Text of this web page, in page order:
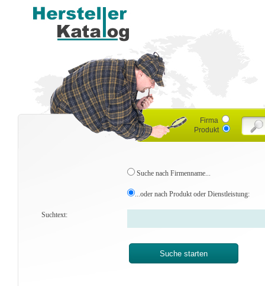
Firma
Produkt
Suche nach Firmenname...
...oder nach Produkt oder Dienstleistung:
Suchtext: